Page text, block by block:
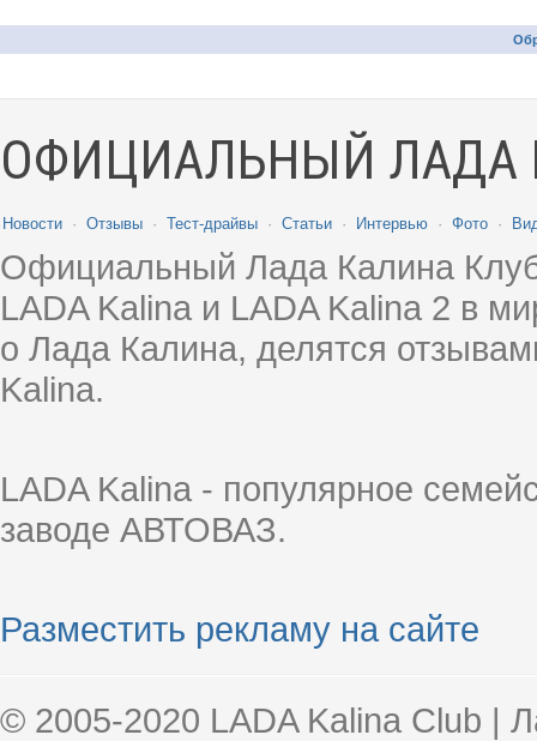
ОФИЦИАЛЬНЫЙ ЛАДА
Новости · Отзывы · Тест-драйвы · Статьи · Интервью · Фото ·
Официальный Лада Калина
LADA Kalina и LADA Kalina 2 в
о Лада Калина, делятся
Kalina.
LADA Kalina - популярное
заводе АВТОВАЗ.
Разместить рекламу на сайте
© 2005-2020 LADA Kalina Club |